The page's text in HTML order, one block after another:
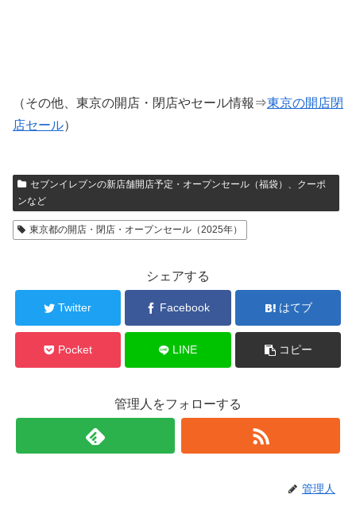
（その他、東京の開店・閉店やセール情報⇒東京の開店閉
店セール）
セブンイレブンの新店舗開店予定・オープンセール（福袋）、クーポ
ンなど
東京都の開店・閉店・オープンセール（2025年）
シェアする
Twitter Facebook はてブ
Pocket LINE コピー
管理人をフォローする
管理人